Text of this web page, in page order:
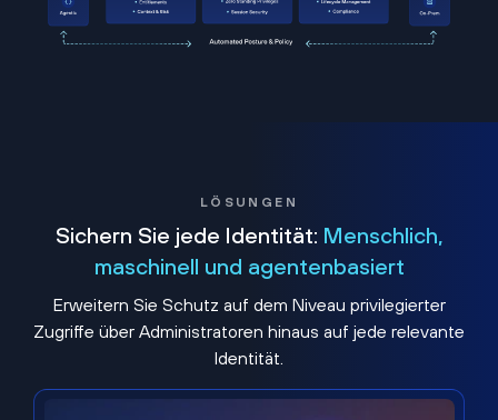
LÖSUNGEN
Sichern Sie jede Identität: Menschlich,
maschinell und agentenbasiert
Erweitern Sie Schutz auf dem Niveau privilegierter
Zugriffe über Administratoren hinaus auf jede relevante
Identität.